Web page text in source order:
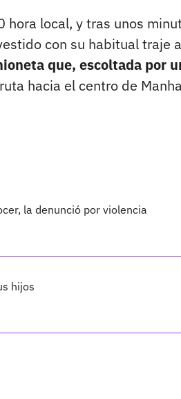
hora local, y tras unos
con su habitual traje
que, escoltada por
hacia el centro de
la denunció por violencia
hijos